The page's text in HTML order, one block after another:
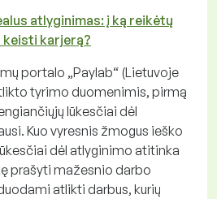
atlyginimas: į ką reikėtų
karjerą?
portalo „Paylab“ (Lietuvoje
tyrimo duomenimis, pirmą
lūkesčiai dėl
Kuo vyresnis žmogus ieško
dėl atlyginimo atitinka
prašyti mažesnio darbo
atlikti darbus, kurių